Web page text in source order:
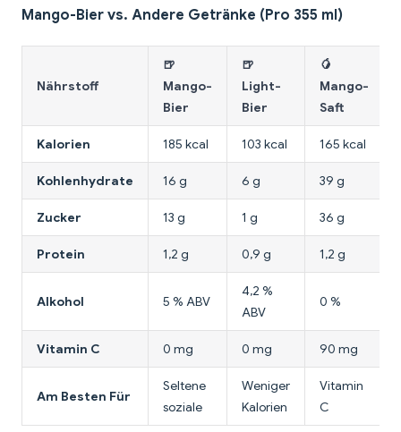
Mango-Bier vs. Andere Getränke (Pro 355 ml)
Nährstoff
🍺
Mango-
Bier
🍺
Light-
Bier
🥭
Mango-
Saft
Kalorien 185 kcal 103 kcal 165 kcal
Kohlenhydrate 16 g 6 g 39 g
Zucker 13 g 1 g 36 g
Protein 1,2 g 0,9 g 1,2 g
Alkohol 5 % ABV
4,2 %
ABV
0 %
Vitamin C 0 mg 0 mg 90 mg
Am Besten Für
Seltene
soziale
Weniger
Kalorien
Vitamin
C